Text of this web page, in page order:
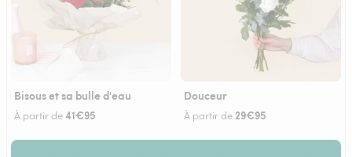
Bisous et sa bulle d'eau
À partir de41€95
Douceur
À partir de 29€95